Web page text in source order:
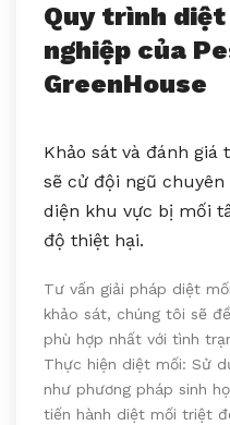
Quy trình
nghiệp của
GreenHouse
Khảo sát và đánh
sẽ cử đội ngũ
diện khu vực bị mối
độ thiệt hại.
Tư vấn giải pháp diệt
khảo sát, chúng tôi sẽ
phù hợp nhất với tình
Thực hiện diệt mối: Sử
như phương pháp sinh
tiến hành diệt mối triệt